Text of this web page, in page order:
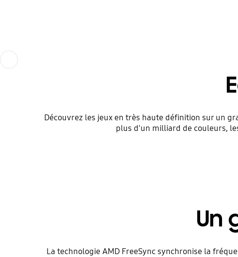
Découvrez les jeux en très haute définition sur un
plus d'un milliard de couleurs,
Un
La technologie AMD FreeSync synchronise la